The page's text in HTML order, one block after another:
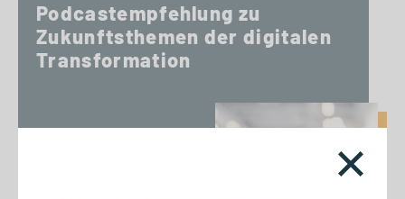
Podcastempfehlung zu
Zukunftsthemen der digitalen
Transformation